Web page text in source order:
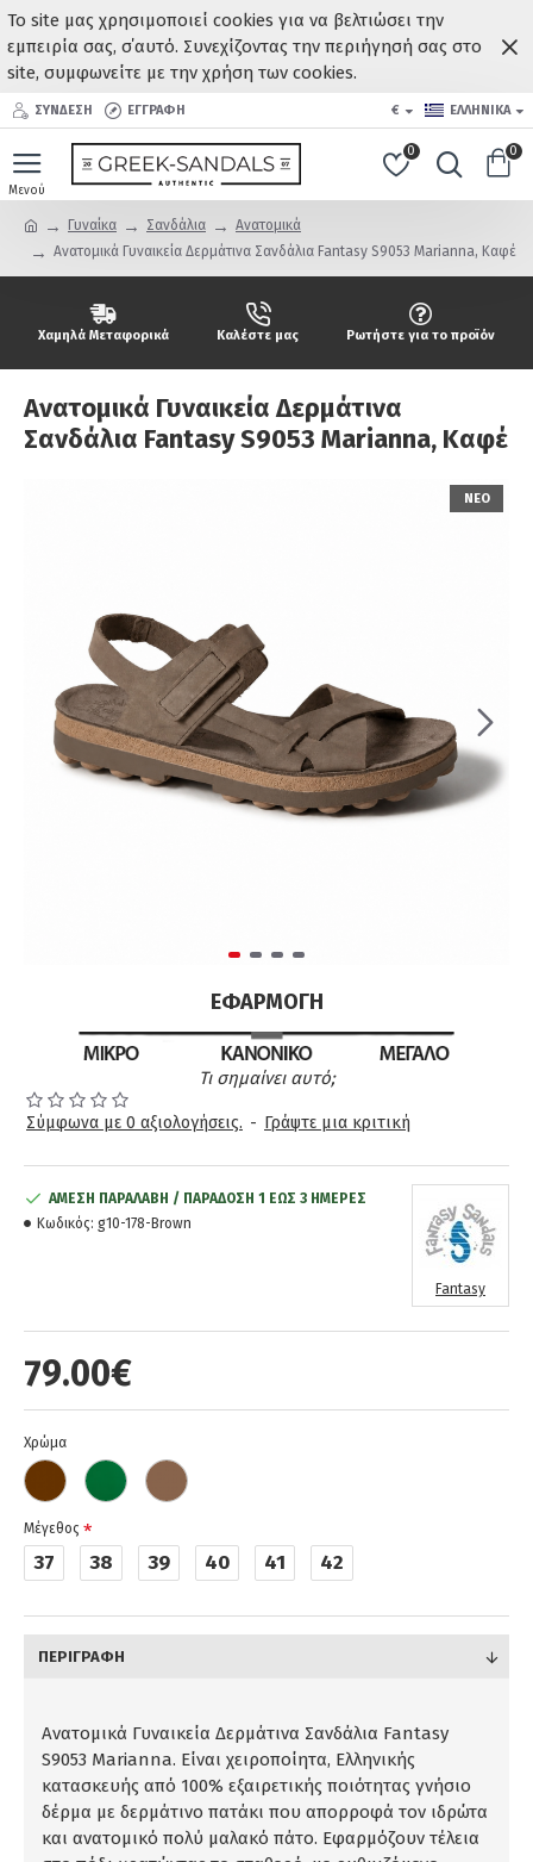
Το site μας χρησιμοποιεί cookies για να βελτιώσει την
εμπειρία σας, σ΄αυτό. Συνεχίζοντας την περιήγησή σας στο
site, συμφωνείτε με την χρήση των cookies.
ΣΥΝΔΕΣΗ ΕΓΓΡΑΦΗ € ΕΛΛΗΝΙΚΆ
0 0
Γυναίκα Σανδάλια
Ανατομικά
Ανατομικά Γυναικεία Δερμάτινα Σανδάλια Fantasy S9053 Marianna, Καφέ
Χαμηλά Μεταφορικά Καλέστε μας Ρωτήστε για το προϊόν
Ανατομικά Γυναικεία Δερμάτινα
Σανδάλια Fantasy S9053 Marianna, Καφέ
ΝΕΟ
ΕΦΑΡΜΟΓΉ
Τι σημαίνει αυτό;
Σύμφωνα με 0 αξιολογήσεις. - Γράψτε μια κριτική
79.00€
ΆΜΕΣΗ ΠΑΡΑΛΑΒΉ / ΠΑΡΆΔOΣΗ 1 ΈΩΣ 3 ΗΜΈΡΕΣ
Κωδικός: g10-178-Brown
Fantasy
Χρώμα
Μέγεθος
37 38 39 40 41 42
ΠΕΡΙΓΡΑΦΉ
Ανατομικά Γυναικεία Δερμάτινα Σανδάλια Fantasy
S9053 Marianna. Είναι χειροποίητα, Ελληνικής
κατασκευής από 100% εξαιρετικής ποιότητας γνήσιο
δέρμα με δερμάτινο πατάκι που απορροφά τον ιδρώτα
και ανατομικό πολύ μαλακό πάτο. Εφαρμόζουν τέλεια